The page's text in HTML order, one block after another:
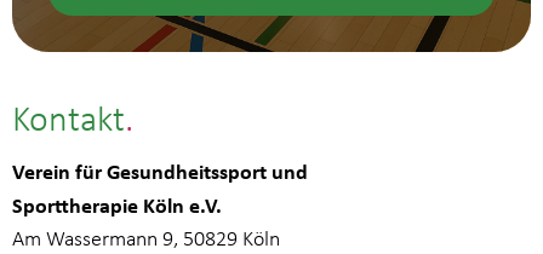
Kontakt
Verein für Gesundheitssport und
Sporttherapie Köln e.V.
Am Wassermann 9, 50829 Köln